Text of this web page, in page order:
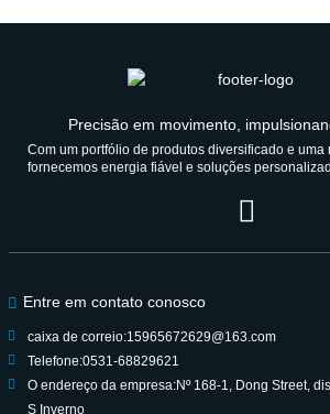
Precisão em movimento,
Com um portfólio de produtos diversificado e uma
fornecemos energia fiável e soluções
Entre em contato conosco
caixa de correio:15965672629@163.com
Telefone:0531-68829621
O endereço da empresa:Nº 168-1, Dong Street,
S Inverno